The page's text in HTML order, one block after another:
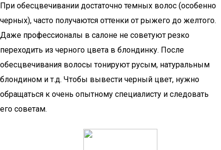
При обесцвечивании достаточно темных волос (особенно
черных), часто получаются оттенки от рыжего до желтого.
Даже профессионалы в салоне не советуют резко
переходить из черного цвета в блондинку. После
обесцвечивания волосы тонируют русым, натуральным
блондином и т.д. Чтобы вывести черный цвет, нужно
обращаться к очень опытному специалисту и следовать
его советам.